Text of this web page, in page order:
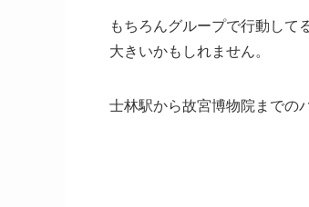
もちろんグループで行動して
大きいかもしれません。
士林駅から故宮博物院までの